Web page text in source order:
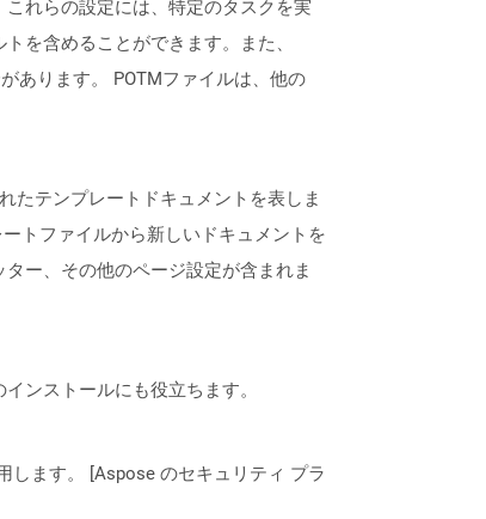
れらの設定には、特定のタスクを実
を含めることができます。また、
あります。 POTMファイルは、他の
たテンプレートドキュメントを表しま
トファイルから新しいドキュメントを
ー、その他のページ設定が含まれま
ンストールにも役立ちます。
します。 [Aspose のセキュリティ プラ